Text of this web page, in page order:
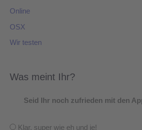
Online
OSX
Wir testen
Was meint Ihr?
Seid Ihr noch zufrieden mit den
Klar, super wie eh und je!